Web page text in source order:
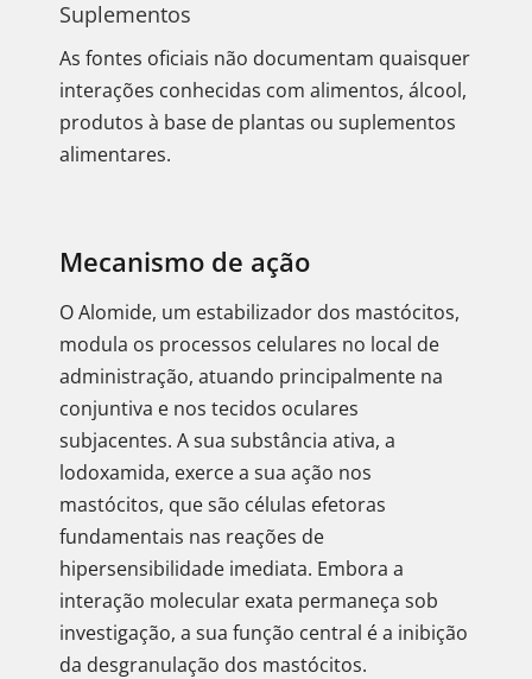
Suplementos
As fontes oficiais não documentam quaisquer
interações conhecidas com alimentos, álcool,
produtos à base de plantas ou suplementos
alimentares.
Mecanismo de ação
O Alomide, um estabilizador dos mastócitos,
modula os processos celulares no local de
administração, atuando principalmente na
conjuntiva e nos tecidos oculares
subjacentes. A sua substância ativa, a
lodoxamida, exerce a sua ação nos
mastócitos, que são células efetoras
fundamentais nas reações de
hipersensibilidade imediata. Embora a
interação molecular exata permaneça sob
investigação, a sua função central é a inibição
da desgranulação dos mastócitos.